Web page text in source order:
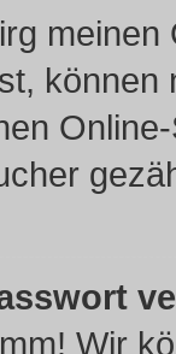
können
Wir